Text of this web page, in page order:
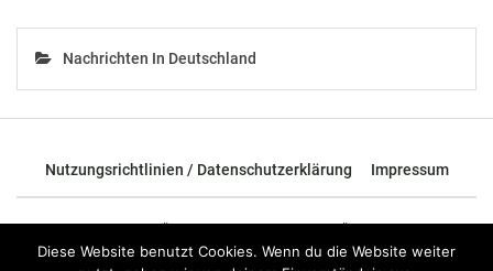
Nachrichten In Deutschland
Nutzungsrichtlinien / Datenschutzerklärung Impressum
© 2026 - TOP News Österreich - Nachrichten aus Österreich und der
ganzen Welt.
Diese Website benutzt Cookies. Wenn du die Website weiter